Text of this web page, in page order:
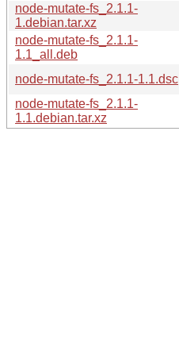
node-mutate-fs_2.1.1-
1.debian.tar.xz
node-mutate-fs_2.1.1-
1.1_all.deb
node-mutate-fs_2.1.1-1.1.dsc
node-mutate-fs_2.1.1-
1.1.debian.tar.xz